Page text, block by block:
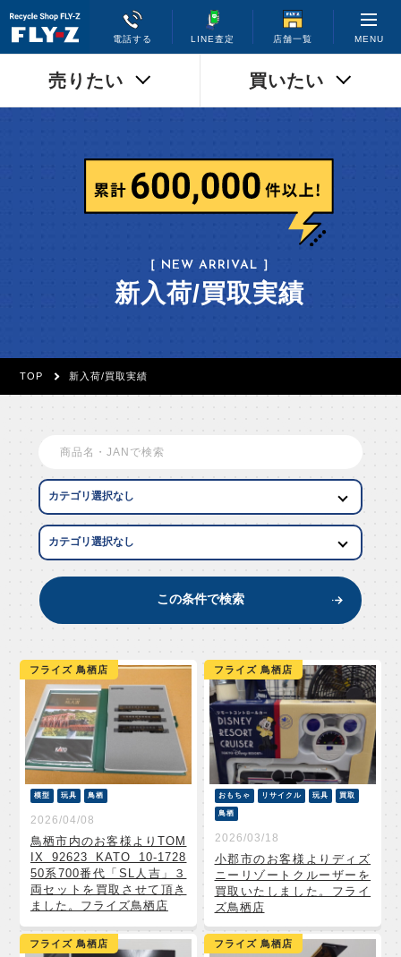
電話する LINE査定 店舗一覧 MENU
売りたい 買いたい
［ NEW ARRIVAL ］
新入荷/買取実績
TOP 新入荷/買取実績
この条件で検索
フライズ 鳥栖店
模型 玩具 鳥栖
2026/04/08
鳥栖市内のお客様よりTOM
IX 92623 KATO 10-1728
50系700番代「SL人吉」３
両セットを買取させて頂き
ました。フライズ鳥栖店
フライズ 鳥栖店
おもちゃ リサイクル 玩具 買取
鳥栖
2026/03/18
小郡市のお客様よりディズ
ニーリゾートクルーザーを
買取いたしました。フライ
ズ鳥栖店
フライズ 鳥栖店 フライズ 鳥栖店